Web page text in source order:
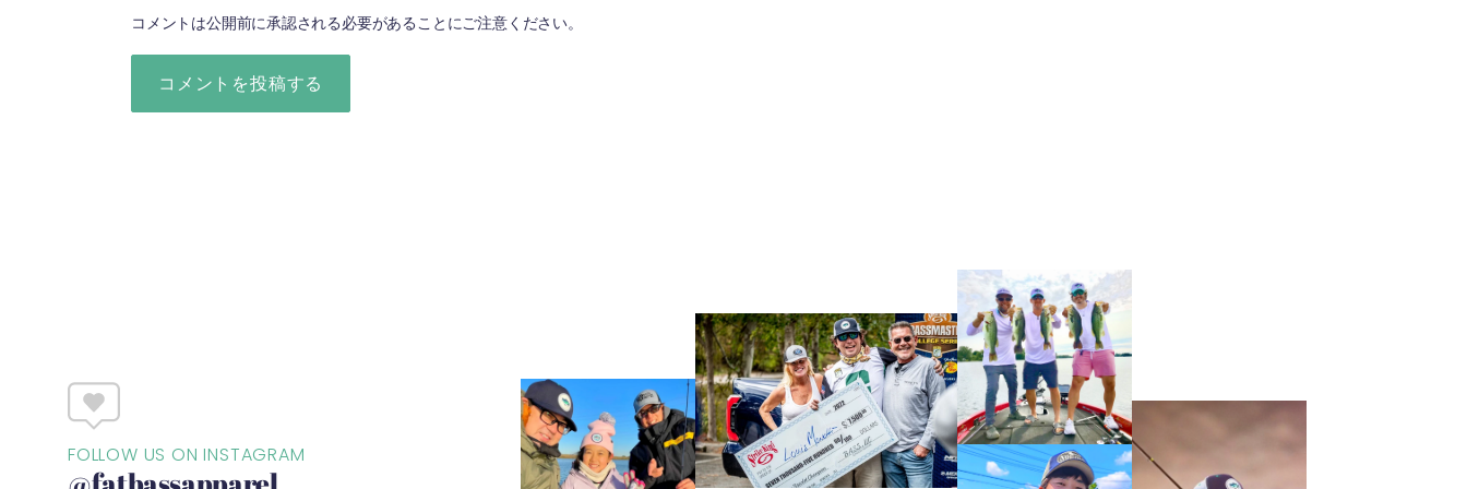
コメントは公開前に承認される必要があることにご注意ください。
FOLLOW US ON INSTAGRAM